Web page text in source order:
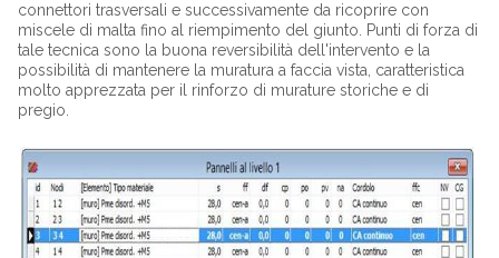
connettori trasversali e successivamente da ricoprire con
miscele di malta fino al riempimento del giunto. Punti di forza di
tale tecnica sono la buona reversibilità dell'intervento e la
possibilità di mantenere la muratura a faccia vista, caratteristica
molto apprezzata per il rinforzo di murature storiche e di
pregio.